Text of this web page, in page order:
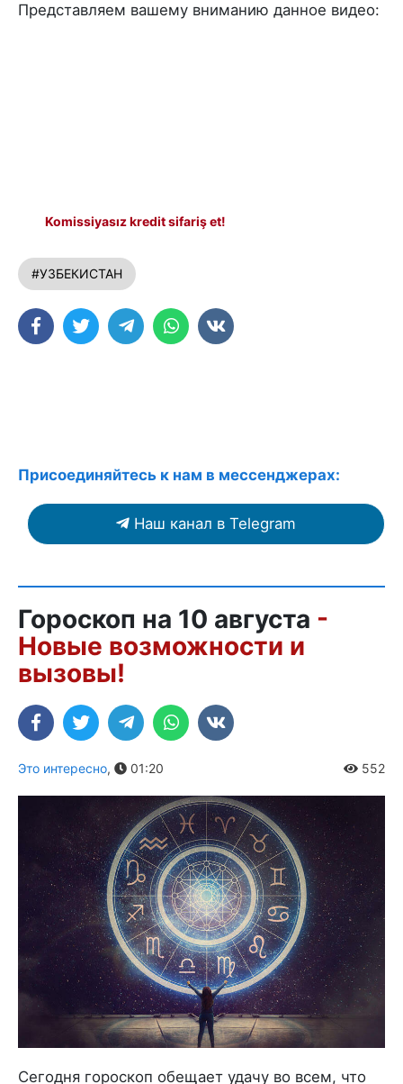
Представляем вашему вниманию данное видео:
Komissiyasız kredit sifariş et!
#УЗБЕКИСТАН
Присоединяйтесь к нам в мессенджерах:
Наш канал в Telegram
Гороскоп на 10 августа -
Новые возможности и
вызовы!
Это интересно, 01:20 552
Сегодня гороскоп обещает удачу во всем, что